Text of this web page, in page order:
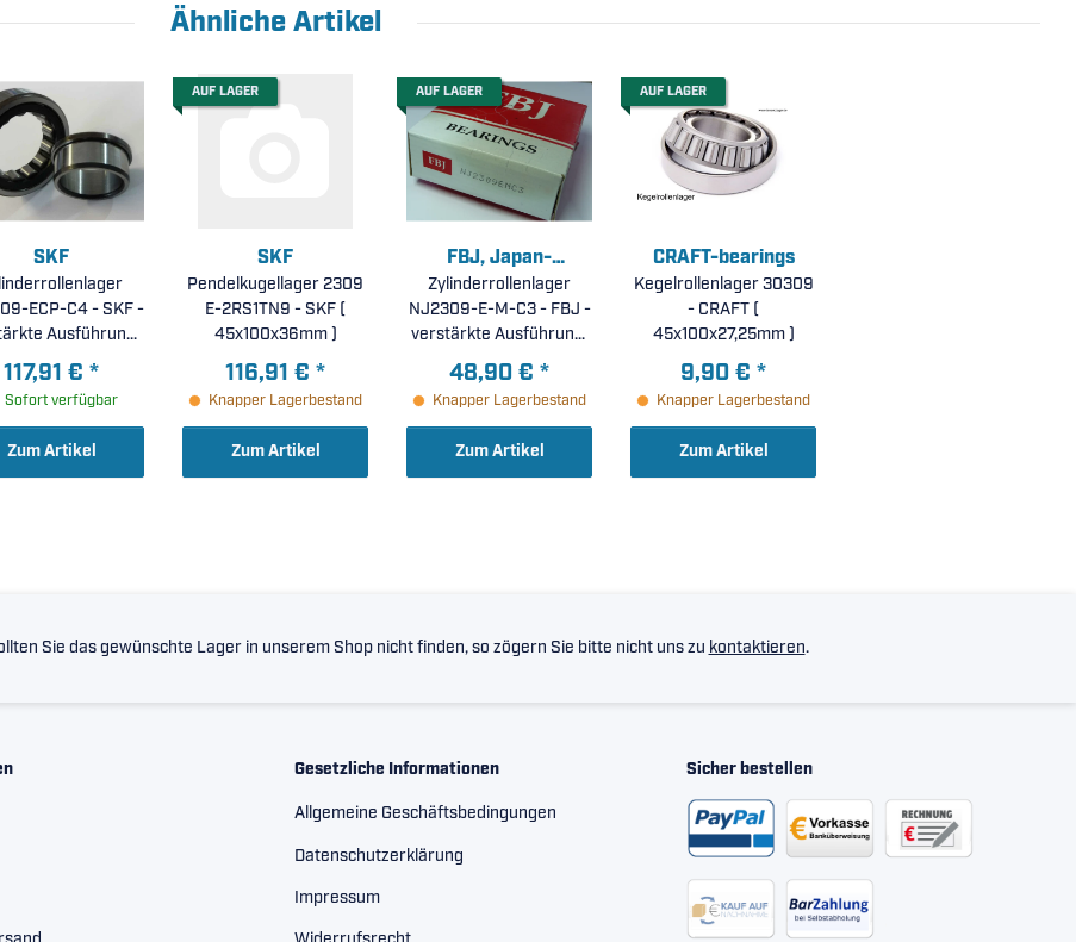
Ähnliche Artikel
SKF
ECP-C4 - SKF -
Ausführung,
erhöhte
Lagerluft C4 (
)
117,91 € *
Sofort verfügbar
Zum Artikel
AUF LAGER
SKF
Pendelkugellager 2309
E-2RS1TN9 - SKF (
45x100x36mm )
116,91 € *
Knapper Lagerbestand
Zum Artikel
AUF LAGER
FBJ, Japan-
Corporation
Zylinderrollenlager
NJ2309-E-M-C3 - FBJ -
verstärkte Ausführung,
Messingkäfig, erhöhte
radiale LagerluftC3 (
45x100x36mm )
48,90 € *
Knapper Lagerbestand
Zum Artikel
AUF LAGER
CRAFT-bearings
Kegelrollenlager 30309
- CRAFT (
45x100x27,25mm )
9,90 € *
Knapper Lagerbestand
Zum Artikel
Sie das gewünschte Lager in unserem Shop nicht finden, so zögern Sie bitte nicht uns zu kontaktieren.
Gesetzliche Informationen
Allgemeine Geschäftsbedingungen
Datenschutzerklärung
Impressum
Sicher bestellen